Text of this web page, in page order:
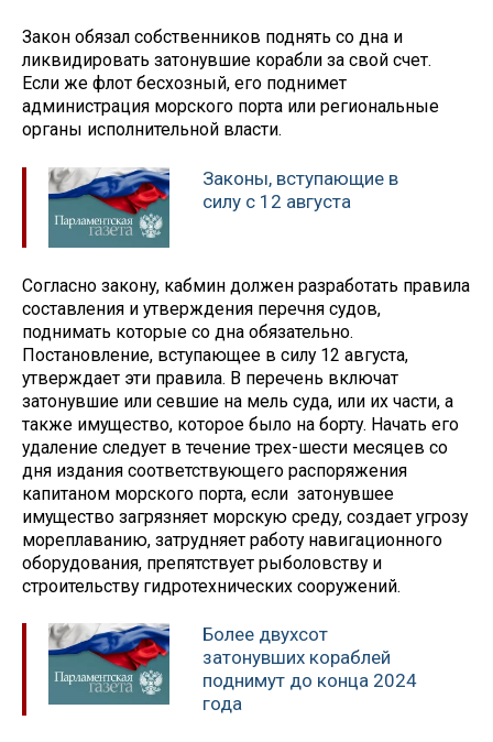
Закон обязал собственников поднять со дна и
ликвидировать затонувшие корабли за свой счет.
Если же флот бесхозный, его поднимет
администрация морского порта или региональные
органы исполнительной власти.
Законы, вступающие в
силу с 12 августа
Согласно закону, кабмин должен разработать правила
составления и утверждения перечня судов,
поднимать которые со дна обязательно.
Постановление, вступающее в силу 12 августа,
утверждает эти правила. В перечень включат
затонувшие или севшие на мель суда, или их части, а
также имущество, которое было на борту. Начать его
удаление следует в течение трех-шести месяцев со
дня издания соответствующего распоряжения
капитаном морского порта, если затонувшее
имущество загрязняет морскую среду, создает угрозу
мореплаванию, затрудняет работу навигационного
оборудования, препятствует рыболовству и
строительству гидротехнических сооружений.
Более двухсот
затонувших кораблей
поднимут до конца 2024
года